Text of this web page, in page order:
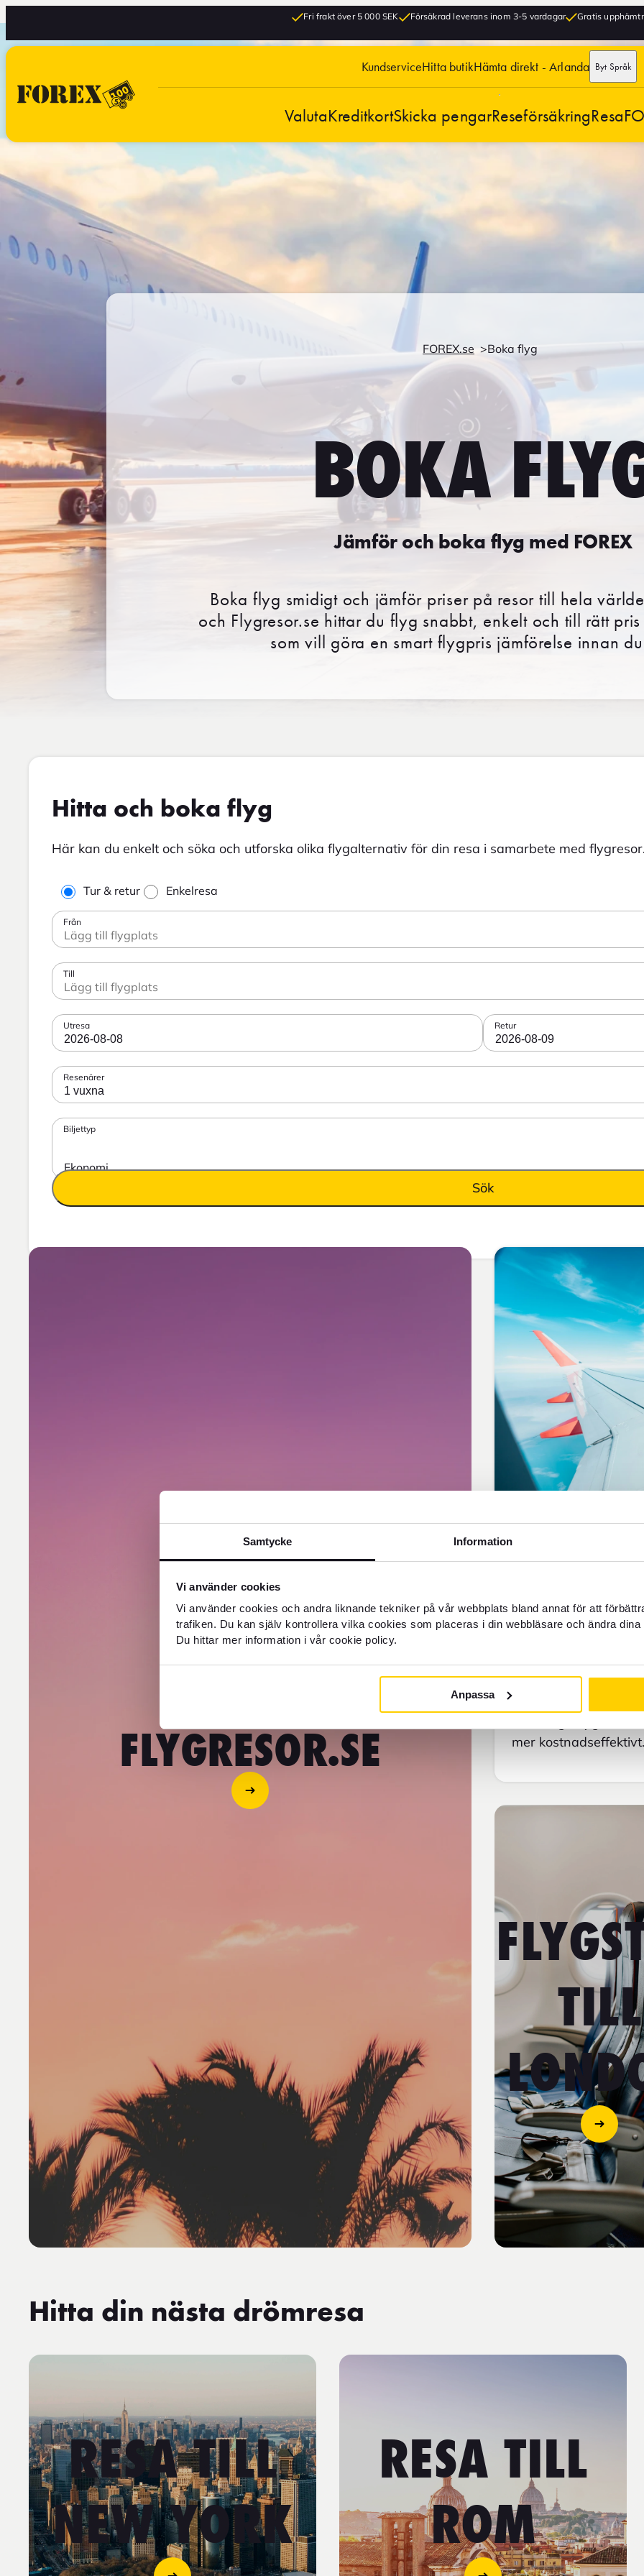
Samtycke Information
Vi använder cookies
Vi använder cookies och andra liknande tekniker på vår webbplats bland annat för att
trafiken. Du kan själv kontrollera vilka cookies som placeras i din webbläsare och ändra
Du hittar mer information i vår cookie policy.
Anpassa
Fri frakt över 5 000 SEK Försäkrad leverans inom 3-5 vardagar Gratis
KundserviceHitta butikHämta direkt - Arlanda Byt Språk
ValutaKreditkortSkicka pengarReseförsäkringResa
FOREX.se Boka flyg
BOKA
Jämför och boka flyg med FOREX
Boka flyg smidigt och jämför priser på resor till hela
och Flygresor.se hittar du flyg snabbt, enkelt och till rätt
som vill göra en smart flygpris jämförelse innan
Hitta och boka flyg
Här kan du enkelt och söka och utforska olika flygalternativ för din resa i samarbete med
Tur & retur Enkelresa
Från
Till
Utresa
2026-08-08
Retur
2026-08-09
Resenärer
1 vuxna
Biljettyp
Ekonomi
Sök
FLYGRESOR.SE
Sök och
Resan börjar hos
Att söka efter det
Hitta Flyg behöver
mer kostnadseffektivt.
TILL
Hitta din nästa drömresa
RESA TILL
NEW YORK
RESA TILL
ROM